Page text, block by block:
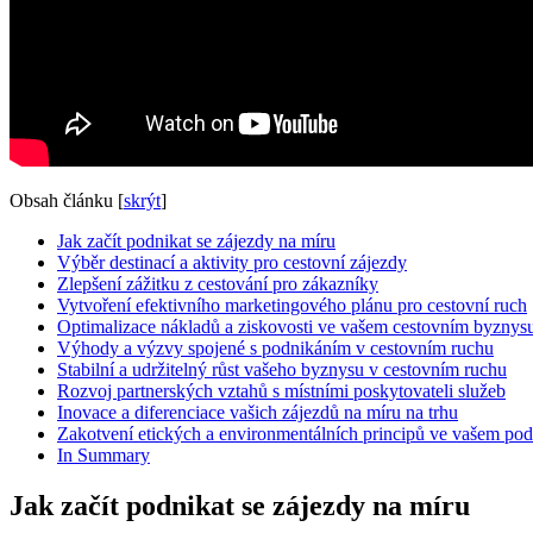
Obsah článku [skrýt]
Jak začít podnikat se zájezdy na míru
Výběr destinací a aktivity pro cestovní zájezdy
Zlepšení zážitku z cestování pro zákazníky
Vytvoření efektivního marketingového plánu pro cestovní ruch
Optimalizace nákladů a ziskovosti ve vašem cestovním
Výhody a výzvy spojené s podnikáním v cestovním ruchu
Stabilní a udržitelný růst vašeho byznysu v cestovním ruchu
Rozvoj partnerských vztahů s místními poskytovateli služeb
Inovace a diferenciace vašich zájezdů na míru na trhu
Zakotvení etických a environmentálních principů ve vašem
In Summary
Jak začít podnikat se zájezdy na míru